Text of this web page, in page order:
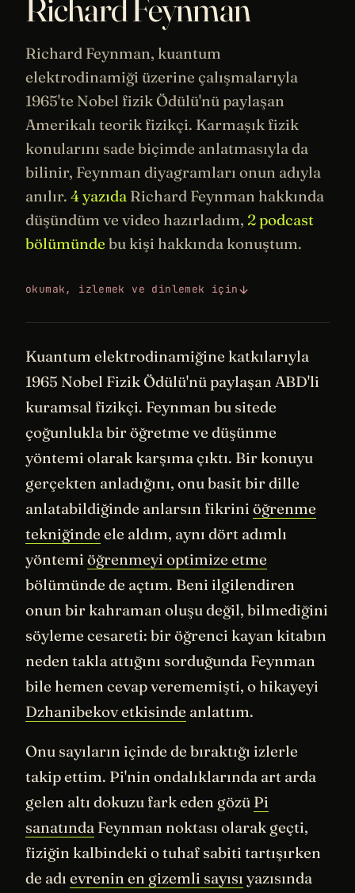
Richard Feynman
Richard Feynman, kuantum
elektrodinamiği üzerine çalışmalarıyla
1965'te Nobel fizik Ödülü'nü paylaşan
Amerikalı teorik fizikçi. Karmaşık fizik
konularını sade biçimde anlatmasıyla da
bilinir, Feynman diyagramları onun adıyla
anılır. 4 yazıda Richard Feynman hakkında
düşündüm ve video hazırladım, 2 podcast
bölümünde bu kişi hakkında konuştum.
okumak, izlemek ve dinlemek için
Kuantum elektrodinamiğine katkılarıyla
1965 Nobel Fizik Ödülü'nü paylaşan ABD'li
kuramsal fizikçi. Feynman bu sitede
çoğunlukla bir öğretme ve düşünme
yöntemi olarak karşıma çıktı. Bir konuyu
gerçekten anladığını, onu basit bir dille
anlatabildiğinde anlarsın fikrini öğrenme
tekniğinde ele aldım, aynı dört adımlı
yöntemi öğrenmeyi optimize etme
bölümünde de açtım. Beni ilgilendiren
onun bir kahraman oluşu değil, bilmediğini
söyleme cesareti: bir öğrenci kayan kitabın
neden takla attığını sorduğunda Feynman
bile hemen cevap verememişti, o hikayeyi
Dzhanibekov etkisinde anlattım.
Onu sayıların içinde de bıraktığı izlerle
takip ettim. Pi'nin ondalıklarında art arda
gelen altı dokuzu fark eden gözü Pi
sanatında Feynman noktası olarak geçti,
fiziğin kalbindeki o tuhaf sabiti tartışırken
de adı evrenin en gizemli sayısı yazısında